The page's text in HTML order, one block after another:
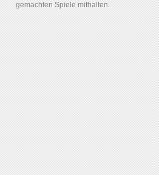
gemachten Spiele mithalten.